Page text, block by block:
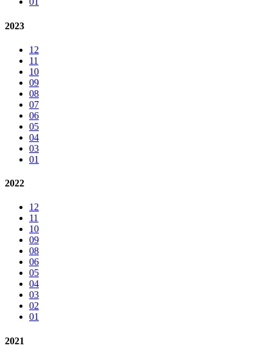
2023
12
11
10
09
08
07
06
05
04
03
01
2022
12
11
10
09
08
06
05
04
03
02
01
2021